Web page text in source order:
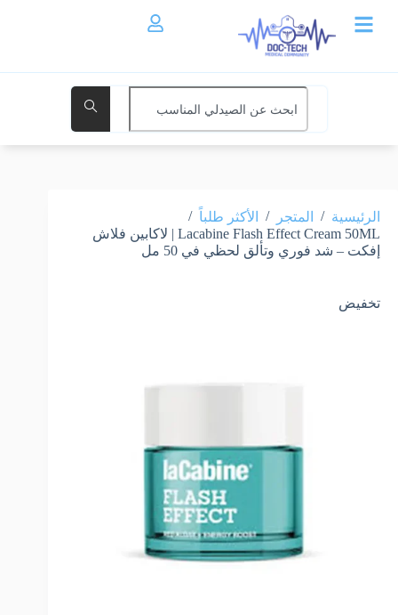
الرئيسية / المتجر / الأكثر طلباً /
Lacabine Flash Effect Cream 50ML | لاكابين فلاش
إفكت – شد فوري وتألق لحظي في 50 مل
تخفيض